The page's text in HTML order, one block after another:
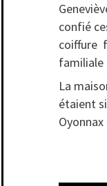
confié
coiffure
familiale
La
étaient
Oyonnax